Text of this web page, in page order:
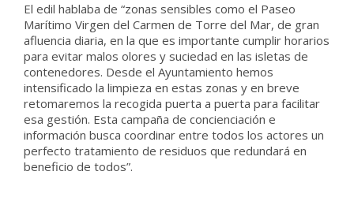
El edil hablaba de “zonas sensibles como el Paseo
Marítimo Virgen del Carmen de Torre del Mar, de gran
afluencia diaria, en la que es importante cumplir horarios
para evitar malos olores y suciedad en las isletas de
contenedores. Desde el Ayuntamiento hemos
intensificado la limpieza en estas zonas y en breve
retomaremos la recogida puerta a puerta para facilitar
esa gestión. Esta campaña de concienciación e
información busca coordinar entre todos los actores un
perfecto tratamiento de residuos que redundará en
beneficio de todos”.